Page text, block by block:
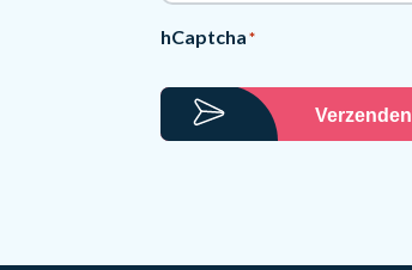
hCaptcha *
Verzenden